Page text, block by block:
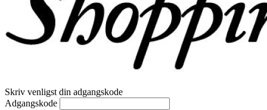
Skriv venligst din adgangskode
Adgangskode